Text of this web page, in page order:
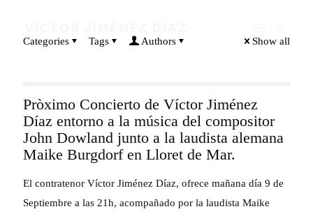
Categories Tags Authors Show all
Pròximo Concierto de Víctor Jiménez
Díaz entorno a la música del compositor
John Dowland junto a la laudista alemana
Maike Burgdorf en Lloret de Mar.
El contratenor Víctor Jiménez Díaz, ofrece mañana día 9 de
Septiembre a las 21h, acompañado por la laudista Maike